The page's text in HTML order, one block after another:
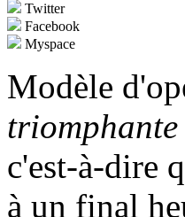
Twitter
Facebook
Myspace
Modèle
triomphante
c'est-à-dire
à un final